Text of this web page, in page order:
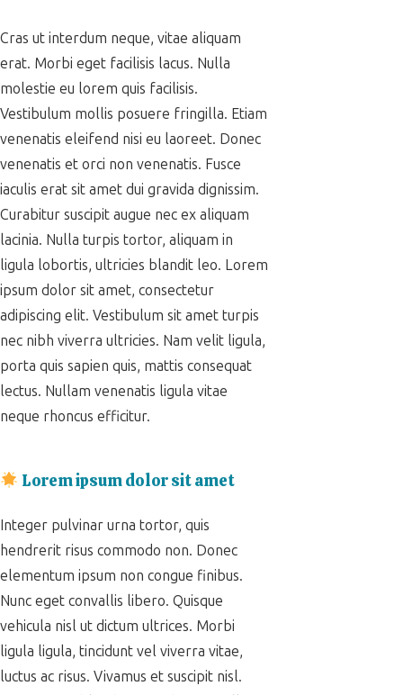
Cras ut interdum neque, vitae aliquam
erat. Morbi eget facilisis lacus. Nulla
molestie eu lorem quis facilisis.
Vestibulum mollis posuere fringilla. Etiam
venenatis eleifend nisi eu laoreet. Donec
venenatis et orci non venenatis. Fusce
iaculis erat sit amet dui gravida dignissim.
Curabitur suscipit augue nec ex aliquam
lacinia. Nulla turpis tortor, aliquam in
ligula lobortis, ultricies blandit leo. Lorem
ipsum dolor sit amet, consectetur
adipiscing elit. Vestibulum sit amet turpis
nec nibh viverra ultricies. Nam velit ligula,
porta quis sapien quis, mattis consequat
lectus. Nullam venenatis ligula vitae
neque rhoncus efficitur.
Lorem ipsum dolor sit amet
Integer pulvinar urna tortor, quis
hendrerit risus commodo non. Donec
elementum ipsum non congue finibus.
Nunc eget convallis libero. Quisque
vehicula nisl ut dictum ultrices. Morbi
ligula ligula, tincidunt vel viverra vitae,
luctus ac risus. Vivamus et suscipit nisl.